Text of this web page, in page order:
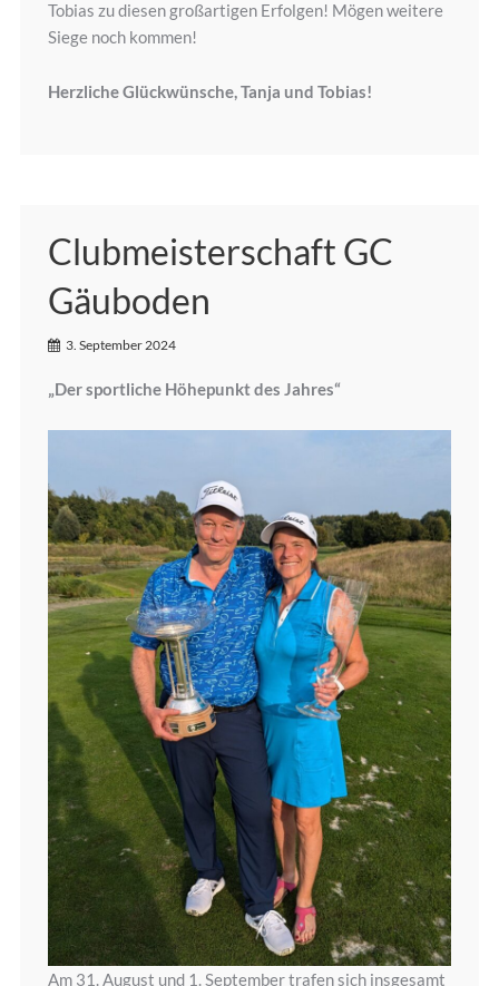
Tobias zu diesen großartigen Erfolgen! Mögen weitere
Siege noch kommen!
Herzliche Glückwünsche, Tanja und Tobias!
Clubmeisterschaft GC
Gäuboden
3. September 2024
„Der sportliche Höhepunkt des Jahres“
Am 31. August und 1. September trafen sich insgesamt